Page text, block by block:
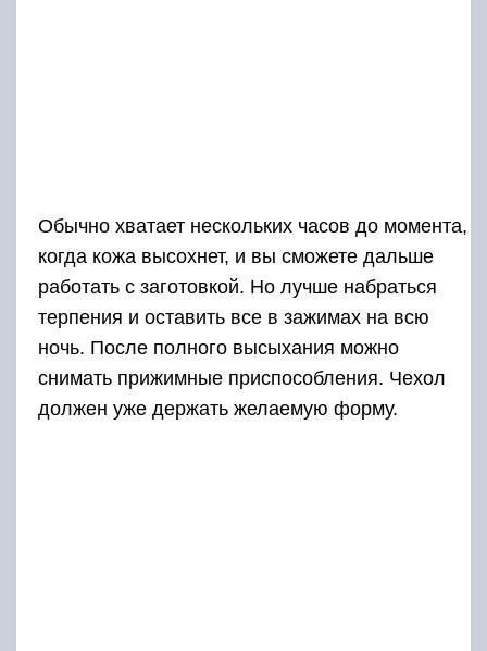
Обычно хватает нескольких часов до момента,
когда кожа высохнет, и вы сможете дальше
работать с заготовкой. Но лучше набраться
терпения и оставить все в зажимах на всю
ночь. После полного высыхания можно
снимать прижимные приспособления. Чехол
должен уже держать желаемую форму.